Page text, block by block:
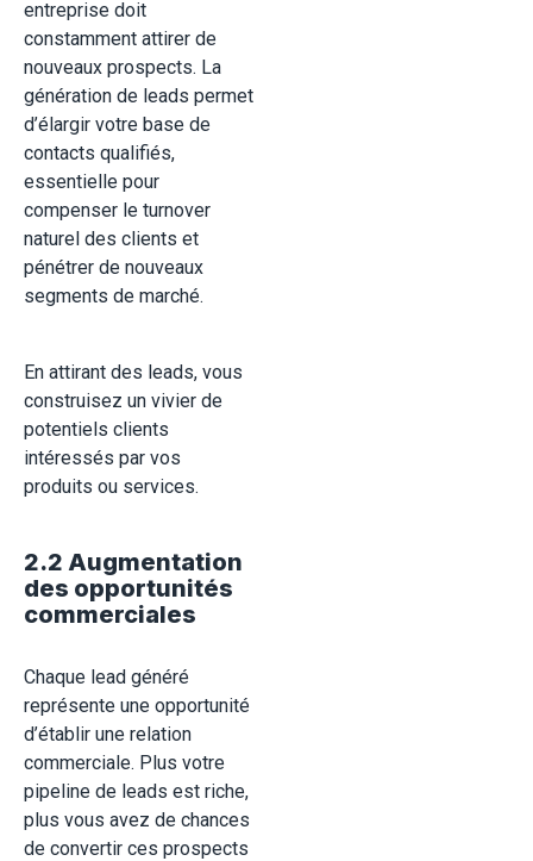
entreprise doit
constamment attirer de
nouveaux prospects. La
génération de leads permet
d’élargir votre base de
contacts qualifiés,
essentielle pour
compenser le turnover
naturel des clients et
pénétrer de nouveaux
segments de marché.
En attirant des leads, vous
construisez un vivier de
potentiels clients
intéressés par vos
produits ou services.
2.2 Augmentation
des opportunités
commerciales
Chaque lead généré
représente une opportunité
d’établir une relation
commerciale. Plus votre
pipeline de leads est riche,
plus vous avez de chances
de convertir ces prospects